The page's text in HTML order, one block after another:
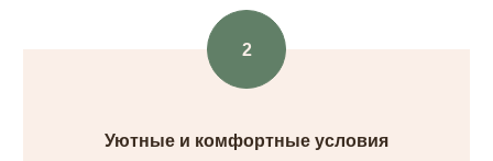
Уютные и комфортные условия